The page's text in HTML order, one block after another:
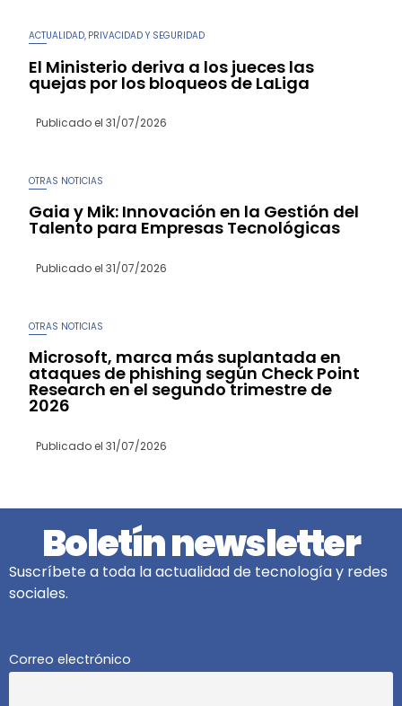
ACTUALIDAD, PRIVACIDAD Y SEGURIDAD
El Ministerio deriva a los jueces las
quejas por los bloqueos de LaLiga
Publicado el 31/07/2026
OTRAS NOTICIAS
Gaia y Mik: Innovación en la Gestión del
Talento para Empresas Tecnológicas
Publicado el 31/07/2026
OTRAS NOTICIAS
Microsoft, marca más suplantada en
ataques de phishing según Check Point
Research en el segundo trimestre de
2026
Publicado el 31/07/2026
Boletín newsletter
Suscríbete a toda la actualidad de tecnología y redes
sociales.
Correo electrónico